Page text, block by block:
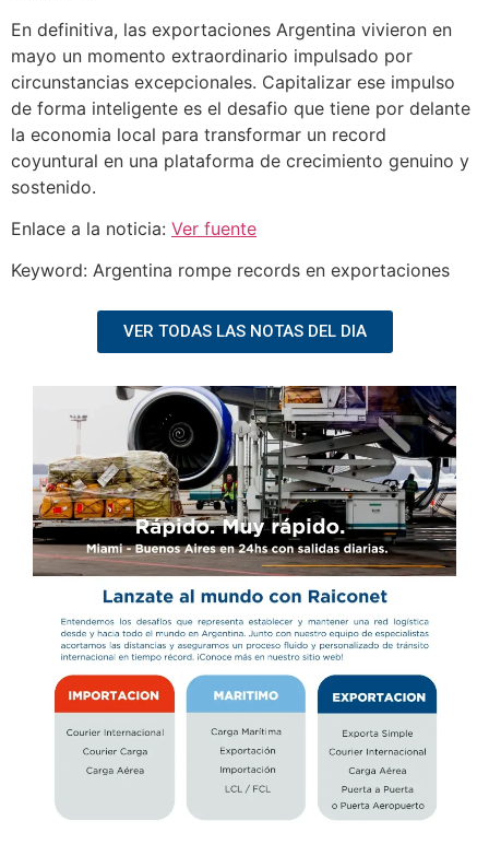
En definitiva, las exportaciones Argentina vivieron en
mayo un momento extraordinario impulsado por
circunstancias excepcionales. Capitalizar ese impulso
de forma inteligente es el desafio que tiene por delante
la economia local para transformar un record
coyuntural en una plataforma de crecimiento genuino y
sostenido.
Enlace a la noticia: Ver fuente
Keyword: Argentina rompe records en exportaciones
VER TODAS LAS NOTAS DEL DIA